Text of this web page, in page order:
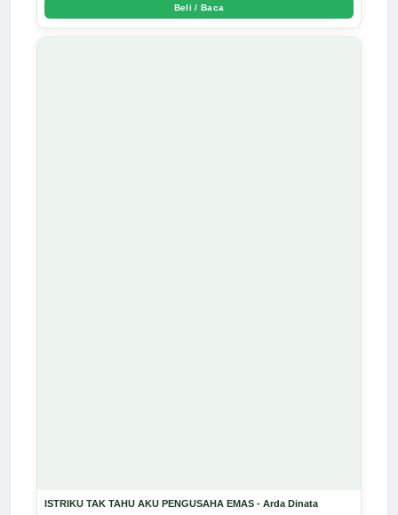
Beli / Baca
ISTRIKU TAK TAHU AKU PENGUSAHA EMAS - Arda Dinata